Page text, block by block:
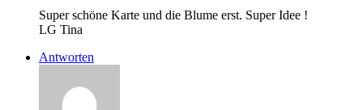
Super schöne Karte und die Blume erst. Super Idee !
LG Tina
Antworten